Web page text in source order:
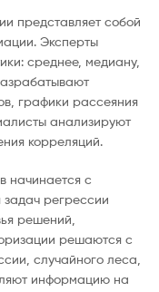
представляет собой
Эксперты
среднее, медиану,
графики рассеяния
анализируют
корреляций.
начинается с
регрессии
решений,
решаются с
случайного леса,
информацию на